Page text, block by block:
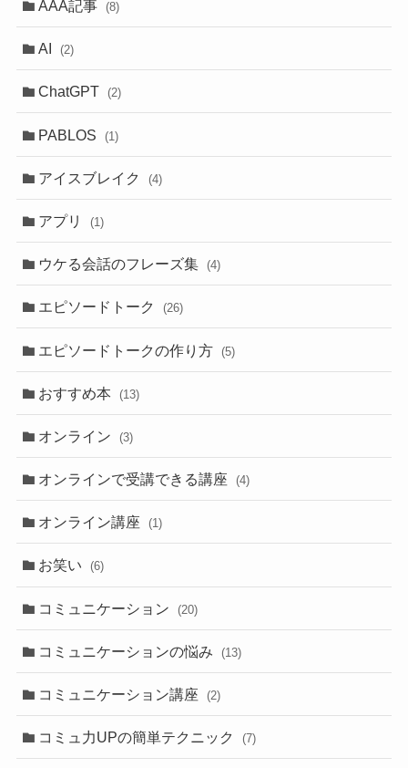
AAA記事 (8)
AI (2)
ChatGPT (2)
PABLOS (1)
アイスブレイク (4)
アプリ (1)
ウケる会話のフレーズ集 (4)
エピソードトーク (26)
エピソードトークの作り方 (5)
おすすめ本 (13)
オンライン (3)
オンラインで受講できる講座 (4)
オンライン講座 (1)
お笑い (6)
コミュニケーション (20)
コミュニケーションの悩み (13)
コミュニケーション講座 (2)
コミュ力UPの簡単テクニック (7)